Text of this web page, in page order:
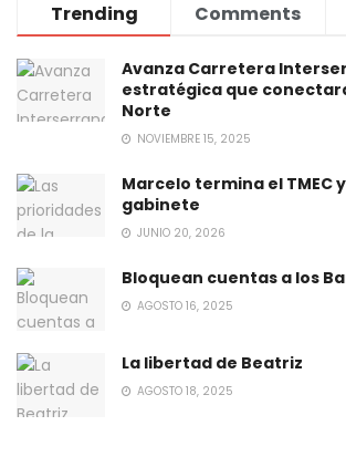
Trending Comments
Avanza Carretera
estratégica que
Norte
NOVIEMBRE 15, 2025
Marcelo termina el TMEC
gabinete
JUNIO 20, 2026
Bloquean cuentas a los
AGOSTO 16, 2025
La libertad de Beatriz
AGOSTO 18, 2025